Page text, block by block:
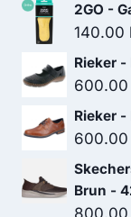
2GO -
140.00
Rieker
600.00
Rieker
600.00
Brun -